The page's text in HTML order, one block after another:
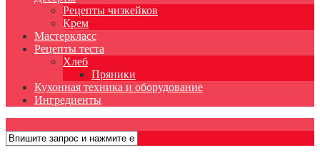
Рецепты чизкейков
Крем
Мастеркласс
Рецепты теста
Хлеб
Пряники
Кухонная техника и оборудование
Ингредиенты